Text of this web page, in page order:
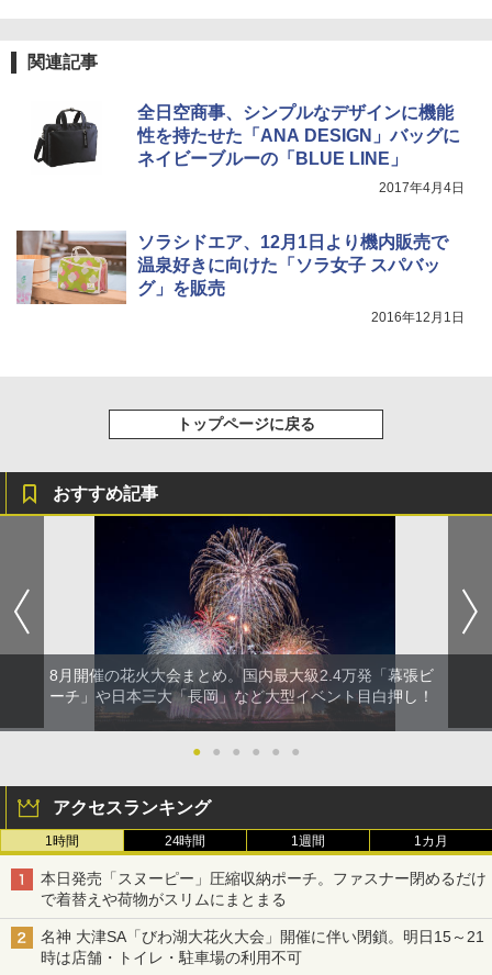
可能 安全ロック付き 高安全性 金属製耐久 コ
ンパクト多機能設計 持ち運び便利 アウトド
ア/オフィス/教育現場/展示会用 緑
電動エアーポンプ SUP用 20PSI 電動ポンプ
ゴムボート 空気入れ 空気抜き 自動停止 過熱
保護 日光可読lcd 7種類ノズル付き
関連記事
全日空商事、シンプルなデザインに機能
性を持たせた「ANA DESIGN」バッグに
ネイビーブルーの「BLUE LINE」
2017年4月4日
ソラシドエア、12月1日より機内販売で
温泉好きに向けた「ソラ女子 スパバッ
グ」を販売
2016年12月1日
トップページに戻る
おすすめ記事
8月開催の花火大会まとめ。国内最大級2.4万発「幕張ビ
ーチ」や日本三大「長岡」など大型イベント目白押し！
● ● ● ● ● ●
アクセスランキング
1時間 24時間 1週間 1カ月
本日発売「スヌーピー」圧縮収納ポーチ。ファスナー閉めるだけ
で着替えや荷物がスリムにまとまる
名神 大津SA「びわ湖大花火大会」開催に伴い閉鎖。明日15～21
時は店舗・トイレ・駐車場の利用不可